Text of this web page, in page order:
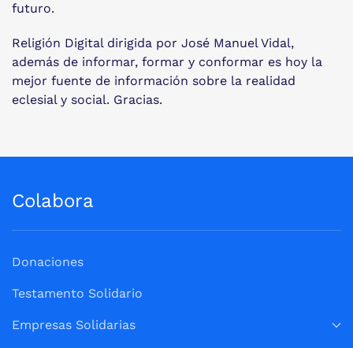
futuro.
Religión Digital dirigida por José Manuel Vidal,
además de informar, formar y conformar es hoy la
mejor fuente de información sobre la realidad
eclesial y social. Gracias.
Colabora
Donaciones
Testamento Solidario
Empresas Solidarias